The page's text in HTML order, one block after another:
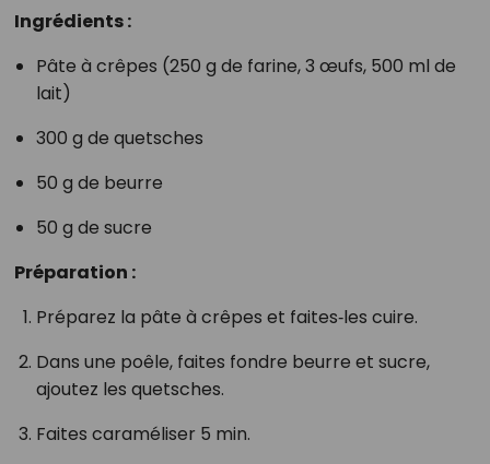
Ingrédients :
Pâte à crêpes (250 g de farine, 3 œufs, 500 ml de
lait)
300 g de quetsches
50 g de beurre
50 g de sucre
Préparation :
Préparez la pâte à crêpes et faites‑les cuire.
Dans une poêle, faites fondre beurre et sucre,
ajoutez les quetsches.
Faites caraméliser 5 min.